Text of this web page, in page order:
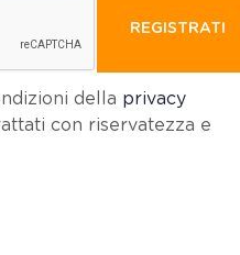
REGISTRATI
della privacy
con riservatezza e